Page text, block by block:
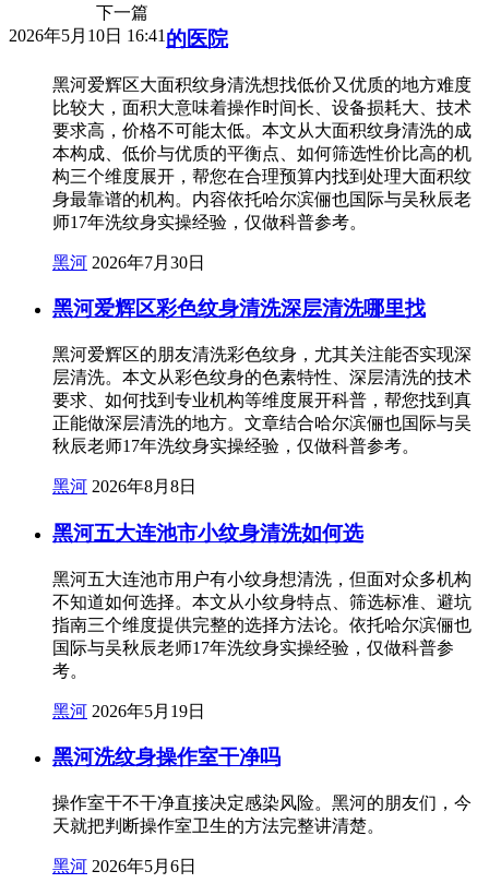
下一篇
2026年5月10日 16:41 的医院
黑河爱辉区大面积纹身清洗想找低价又优质的地方难度
比较大，面积大意味着操作时间长、设备损耗大、技术
要求高，价格不可能太低。本文从大面积纹身清洗的成
本构成、低价与优质的平衡点、如何筛选性价比高的机
构三个维度展开，帮您在合理预算内找到处理大面积纹
身最靠谱的机构。内容依托哈尔滨俪也国际与吴秋辰老
师17年洗纹身实操经验，仅做科普参考。
黑河 2026年7月30日
黑河爱辉区彩色纹身清洗深层清洗哪里找
黑河爱辉区的朋友清洗彩色纹身，尤其关注能否实现深
层清洗。本文从彩色纹身的色素特性、深层清洗的技术
要求、如何找到专业机构等维度展开科普，帮您找到真
正能做深层清洗的地方。文章结合哈尔滨俪也国际与吴
秋辰老师17年洗纹身实操经验，仅做科普参考。
黑河 2026年8月8日
黑河五大连池市小纹身清洗如何选
黑河五大连池市用户有小纹身想清洗，但面对众多机构
不知道如何选择。本文从小纹身特点、筛选标准、避坑
指南三个维度提供完整的选择方法论。依托哈尔滨俪也
国际与吴秋辰老师17年洗纹身实操经验，仅做科普参
考。
黑河 2026年5月19日
黑河洗纹身操作室干净吗
操作室干不干净直接决定感染风险。黑河的朋友们，今
天就把判断操作室卫生的方法完整讲清楚。
黑河 2026年5月6日